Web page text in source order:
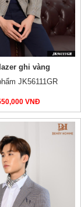
ghi vàng
JK56111GR
VNĐ